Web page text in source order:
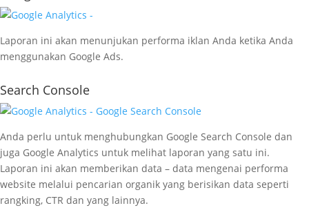
Laporan ini akan menunjukan performa iklan Anda ketika Anda
menggunakan Google Ads.
Search Console
Anda perlu untuk menghubungkan Google Search Console dan
juga Google Analytics untuk melihat laporan yang satu ini.
Laporan ini akan memberikan data – data mengenai performa
website melalui pencarian organik yang berisikan data seperti
rangking, CTR dan yang lainnya.